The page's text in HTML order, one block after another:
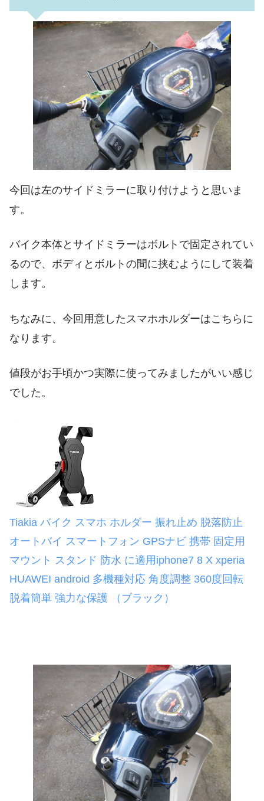
今回は左のサイドミラーに取り付けようと思いま
す。
バイク本体とサイドミラーはボルトで固定されてい
るので、ボディとボルトの間に挟むようにして装着
します。
ちなみに、今回用意したスマホホルダーはこちらに
なります。
値段がお手頃かつ実際に使ってみましたがいい感じ
でした。
Tiakia バイク スマホ ホルダー 振れ止め 脱落防止
オートバイ スマートフォン GPSナビ 携帯 固定用
マウント スタンド 防水 に適用iphone7 8 X xperia
HUAWEI android 多機種対応 角度調整 360度回転
脱着簡単 強力な保護 （ブラック）